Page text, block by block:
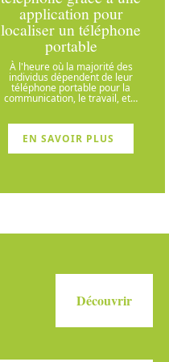
application pour
localiser un téléphone
portable
À l'heure où la majorité des
individus dépendent de leur
téléphone portable pour la
communication, le travail, et…
EN SAVOIR PLUS
Découvrir